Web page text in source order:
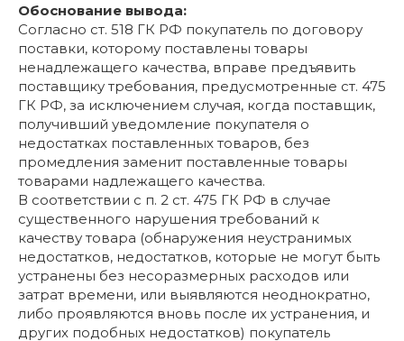
Обоснование вывода:
Согласно ст. 518 ГК РФ покупатель по договору
поставки, которому поставлены товары
ненадлежащего качества, вправе предъявить
поставщику требования, предусмотренные ст. 475
ГК РФ, за исключением случая, когда поставщик,
получивший уведомление покупателя о
недостатках поставленных товаров, без
промедления заменит поставленные товары
товарами надлежащего качества.
В соответствии с п. 2 ст. 475 ГК РФ в случае
существенного нарушения требований к
качеству товара (обнаружения неустранимых
недостатков, недостатков, которые не могут быть
устранены без несоразмерных расходов или
затрат времени, или выявляются неоднократно,
либо проявляются вновь после их устранения, и
других подобных недостатков) покупатель